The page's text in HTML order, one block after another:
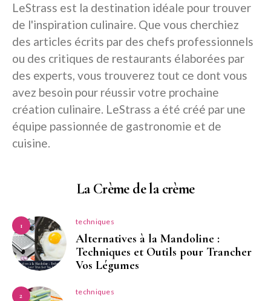
LeStrass est la destination idéale pour trouver
de l'inspiration culinaire. Que vous cherchiez
des articles écrits par des chefs professionnels
ou des critiques de restaurants élaborées par
des experts, vous trouverez tout ce dont vous
avez besoin pour réussir votre prochaine
création culinaire. LeStrass a été créé par une
équipe passionnée de gastronomie et de
cuisine.
La Crème de la crème
1 techniques
Alternatives à la Mandoline :
Techniques et Outils pour Trancher
Vos Légumes
2 techniques